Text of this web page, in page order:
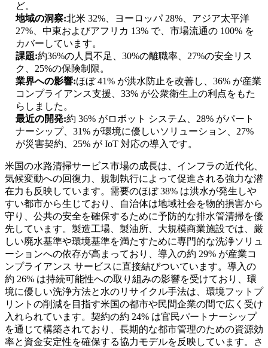
ど。
地域の洞察:北米 32%、ヨーロッパ 28%、アジア太平洋
27%、中東およびアフリカ 13% で、市場流通の 100% を
カバーしています。
課題:約36%の人員不足、30%の離職率、27%の安全リス
ク、25%の保険制限。
業界への影響:ほぼ 41% が洪水防止を改善し、36% が産業
コンプライアンス支援、33% が公衆衛生上の利点をもた
らしました。
最近の開発:約 36% がロボット システム、28% がパート
ナーシップ、31% が環境に優しいソリューション、27%
が災害契約、25% が IoT 対応の導入です。
米国の水路清掃サービス市場の成長は、インフラの近代化、
気候変動への回復力、規制執行によって促進される強力な潜
在力も反映しています。需要のほぼ 38% は洪水が発生しや
すい都市から生じており、自治体は地域社会を物的損害から
守り、公共の安全を確保するために予防的な排水管清掃を優
先しています。製造工場、製油所、大規模商業施設では、厳
しい廃水基準や環境基準を満たすために専門的な洗浄ソリュ
ーションへの依存が高まっており、導入の約 29% が産業コ
ンプライアンス サービスに直接結びついています。導入の
約 26% は持続可能性への取り組みの影響を受けており、環
境に優しい洗浄方法と水のリサイクル手法は、環境フットプ
リントの削減を目指す米国の都市や民間企業の間で広く受け
入れられています。契約の約 24% は官民パートナーシップ
を通じて構築されており、長期的な都市管理のための資源効
率と資金安定性を確保する協力モデルを反映しています。さ